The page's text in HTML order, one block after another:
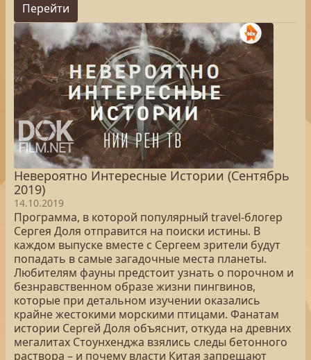
Перейти
Невероятно Интересные Истории (Сентябрь
2019)
14.10.2019
Программа, в которой популярный travel-блогер
Сергея Доля отправится на поиски истины. В
каждом выпуске вместе с Сергеем зрители будут
попадать в самые загадочные места планеты.
Любителям фауны предстоит узнать о порочном и
безнравственном образе жизни пингвинов,
которые при детальном изучении оказались
крайне жестокими морскими птицами. Фанатам
истории Сергей Доля объяснит, откуда на древних
мегалитах Стоунхенджа взялись следы бетонного
раствора – и почему власти Китая запрещают